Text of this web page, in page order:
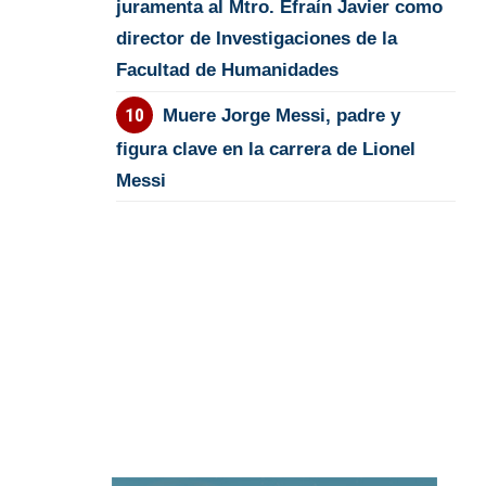
juramenta al Mtro. Efraín Javier como
director de Investigaciones de la
Facultad de Humanidades
Muere Jorge Messi, padre y
figura clave en la carrera de Lionel
Messi